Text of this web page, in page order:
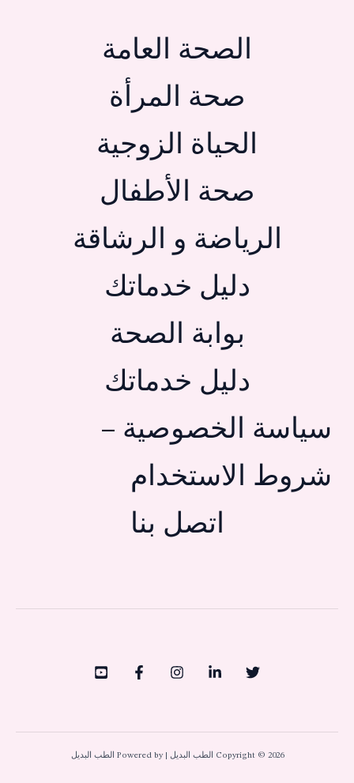
الصحة العامة
صحة المرأة
الحياة الزوجية
صحة الأطفال
الرياضة و الرشاقة
دليل خدماتك
بوابة الصحة
دليل خدماتك
سياسة الخصوصية –
شروط الاستخدام
اتصل بنا
Copyright © 2026 الطب البديل | Powered by الطب البديل